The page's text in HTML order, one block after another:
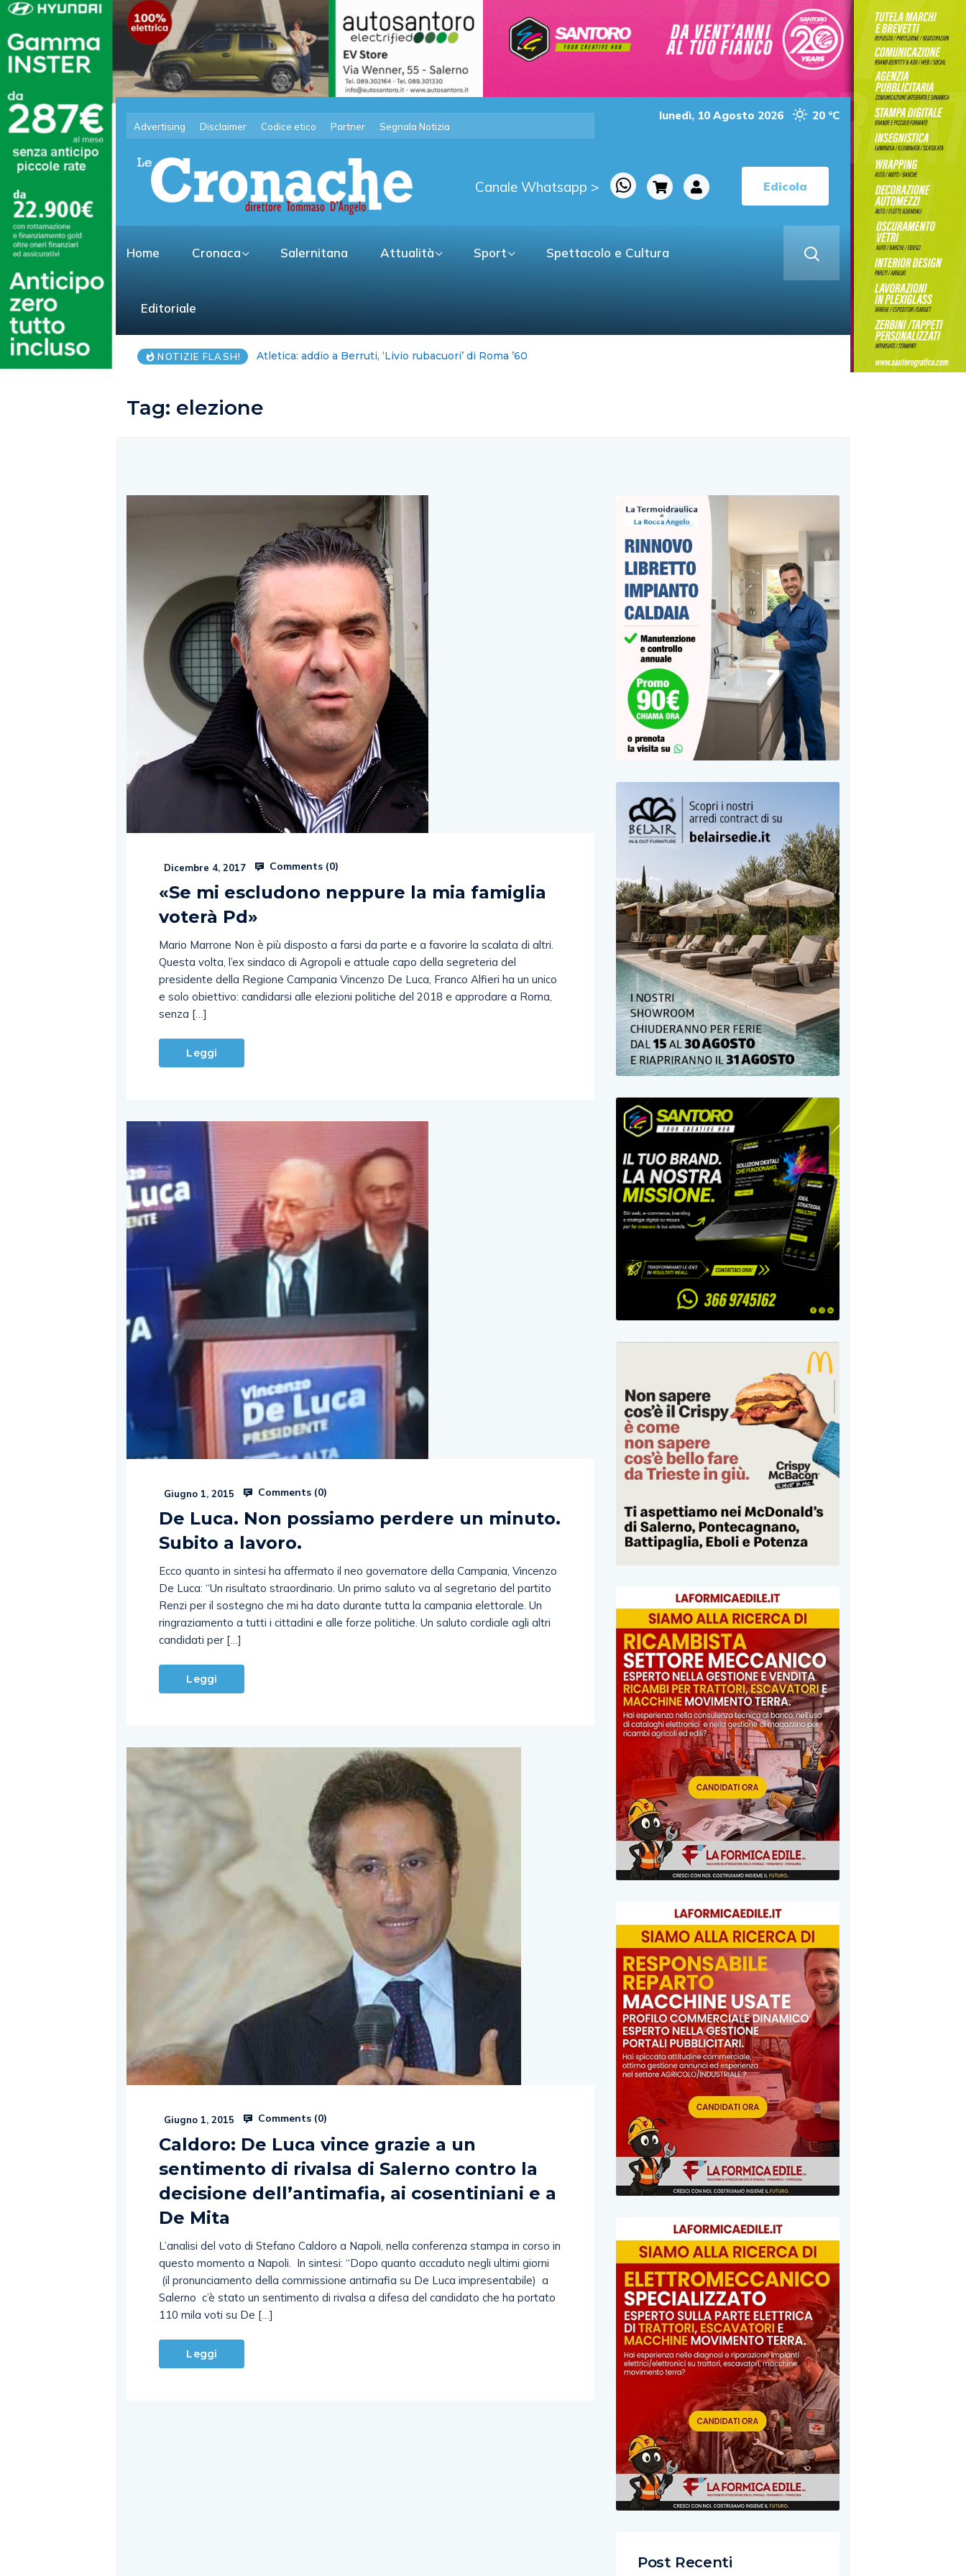
Advertising Disclaimer Codice etico Partner Segnala Notizia
lunedì, 10 Agosto 2026 20 °C
Canale Whatsapp > Edicola
Home Cronaca Salernitana Attualità Sport Spettacolo e Cultura
Editoriale
NOTIZIE FLASH! Cavese, Alberti: «L’ambiente giusto per me»
Tag: elezione
Dicembre 4, 2017 Comments (0)
«Se mi escludono neppure la mia famiglia
voterà Pd»
Mario Marrone Non è più disposto a farsi da parte e a favorire la scalata di altri.
Questa volta, l’ex sindaco di Agropoli e attuale capo della segreteria del
presidente della Regione Campania Vincenzo De Luca, Franco Alfieri ha un unico
e solo obiettivo: candidarsi alle elezioni politiche del 2018 e approdare a Roma,
senza […]
Leggi
Giugno 1, 2015 Comments (0)
De Luca. Non possiamo perdere un minuto.
Subito a lavoro.
Ecco quanto in sintesi ha affermato il neo governatore della Campania, Vincenzo
De Luca: “Un risultato straordinario. Un primo saluto va al segretario del partito
Renzi per il sostegno che mi ha dato durante tutta la campania elettorale. Un
ringraziamento a tutti i cittadini e alle forze politiche. Un saluto cordiale agli altri
candidati per […]
Leggi
Giugno 1, 2015 Comments (0)
Caldoro: De Luca vince grazie a un
sentimento di rivalsa di Salerno contro la
decisione dell’antimafia, ai cosentiniani e a
De Mita
L’analisi del voto di Stefano Caldoro a Napoli, nella conferenza stampa in corso in
questo momento a Napoli. In sintesi: “Dopo quanto accaduto negli ultimi giorni
(il pronunciamento della commissione antimafia su De Luca impresentabile) a
Salerno c’è stato un sentimento di rivalsa a difesa del candidato che ha portato
110 mila voti su De […]
Leggi
Post Recenti